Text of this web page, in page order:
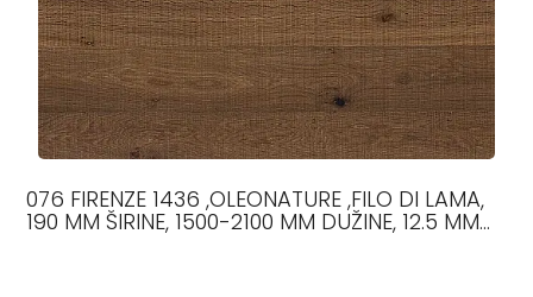
076 FIRENZE 1436 ,OLEONATURE ,FILO DI LAMA,
190 MM ŠIRINE, 1500-2100 MM DUŽINE, 12.5 MM